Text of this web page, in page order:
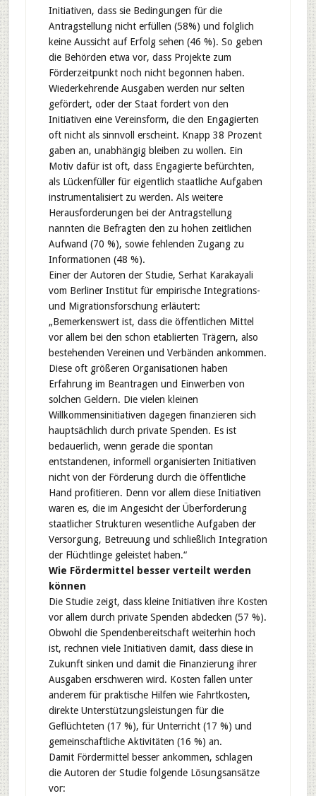
Initiativen, dass sie Bedingungen für die
Antragstellung nicht erfüllen (58%) und folglich
keine Aussicht auf Erfolg sehen (46 %). So geben
die Behörden etwa vor, dass Projekte zum
Förderzeitpunkt noch nicht begonnen haben.
Wiederkehrende Ausgaben werden nur selten
gefördert, oder der Staat fordert von den
Initiativen eine Vereinsform, die den Engagierten
oft nicht als sinnvoll erscheint. Knapp 38 Prozent
gaben an, unabhängig bleiben zu wollen. Ein
Motiv dafür ist oft, dass Engagierte befürchten,
als Lückenfüller für eigentlich staatliche Aufgaben
instrumentalisiert zu werden. Als weitere
Herausforderungen bei der Antragstellung
nannten die Befragten den zu hohen zeitlichen
Aufwand (70 %), sowie fehlenden Zugang zu
Informationen (48 %).
Einer der Autoren der Studie, Serhat Karakayali
vom Berliner Institut für empirische Integrations-
und Migrationsforschung erläutert:
„Bemerkenswert ist, dass die öffentlichen Mittel
vor allem bei den schon etablierten Trägern, also
bestehenden Vereinen und Verbänden ankommen.
Diese oft größeren Organisationen haben
Erfahrung im Beantragen und Einwerben von
solchen Geldern. Die vielen kleinen
Willkommensinitiativen dagegen finanzieren sich
hauptsächlich durch private Spenden. Es ist
bedauerlich, wenn gerade die spontan
entstandenen, informell organisierten Initiativen
nicht von der Förderung durch die öffentliche
Hand profitieren. Denn vor allem diese Initiativen
waren es, die im Angesicht der Überforderung
staatlicher Strukturen wesentliche Aufgaben der
Versorgung, Betreuung und schließlich Integration
der Flüchtlinge geleistet haben.“
Wie Fördermittel besser verteilt werden
können
Die Studie zeigt, dass kleine Initiativen ihre Kosten
vor allem durch private Spenden abdecken (57 %).
Obwohl die Spendenbereitschaft weiterhin hoch
ist, rechnen viele Initiativen damit, dass diese in
Zukunft sinken und damit die Finanzierung ihrer
Ausgaben erschweren wird. Kosten fallen unter
anderem für praktische Hilfen wie Fahrtkosten,
direkte Unterstützungsleistungen für die
Geflüchteten (17 %), für Unterricht (17 %) und
gemeinschaftliche Aktivitäten (16 %) an.
Damit Fördermittel besser ankommen, schlagen
die Autoren der Studie folgende Lösungsansätze
vor: